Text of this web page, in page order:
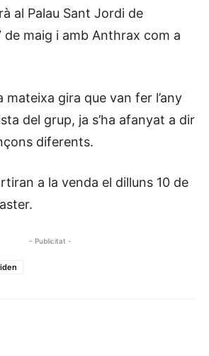
al Palau Sant Jordi de
de maig i amb Anthrax com a
mateixa gira que van fer l’any
del grup, ja s’ha afanyat a dir
diferents.
a la venda el dilluns 10 de
- Publicitat -